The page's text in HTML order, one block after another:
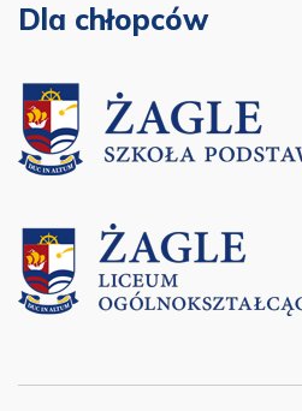
Dla chłopców